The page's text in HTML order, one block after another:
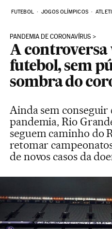
FUTEBOL JOGOS OLÍMPICOS
PANDEMIA DE CORONAVÍRUS
A controversa
futebol, sem
sombra do
Ainda sem
pandemia, Rio
seguem caminho do
retomar
de novos casos da